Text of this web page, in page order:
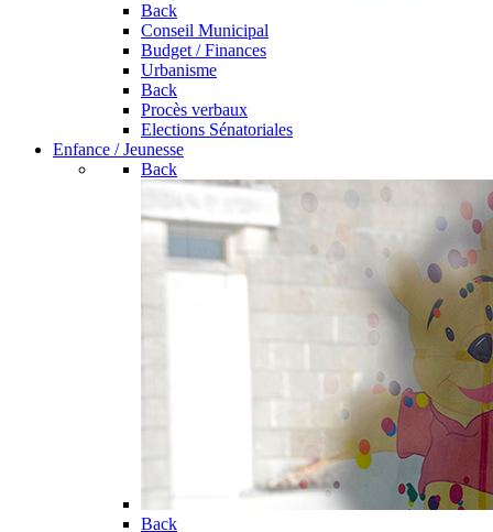
Back
Conseil Municipal
Budget / Finances
Urbanisme
Back
Procès verbaux
Elections Sénatoriales
Enfance / Jeunesse
Back
Back